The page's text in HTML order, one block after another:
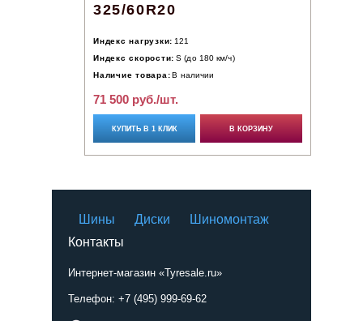
325/60R20
Индекс нагрузки: 121
Индекс скорости: S (до 180 км/ч)
Наличие товара: В наличии
71 500 руб./шт.
КУПИТЬ В 1 КЛИК В КОРЗИНУ
Шины Диски
Шиномонтаж
Контакты
Интернет-магазин «Tyresale.ru»
Телефон: +7 (495) 999-69-62